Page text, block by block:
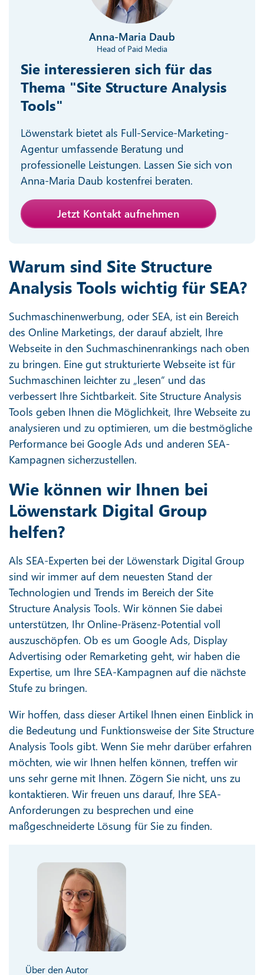
Anna-Maria Daub
Head of Paid Media
Sie interessieren sich für das
Thema "Site Structure Analysis
Tools"
Löwenstark bietet als Full-Service-Marketing-
Agentur umfassende Beratung und
professionelle Leistungen. Lassen Sie sich von
Anna-Maria Daub kostenfrei beraten.
Jetzt Kontakt aufnehmen
Warum sind Site Structure
Analysis Tools wichtig für SEA?
Suchmaschinenwerbung, oder SEA, ist ein Bereich
des Online Marketings, der darauf abzielt, Ihre
Webseite in den Suchmaschinenrankings nach oben
zu bringen. Eine gut strukturierte Webseite ist für
Suchmaschinen leichter zu „lesen“ und das
verbessert Ihre Sichtbarkeit. Site Structure Analysis
Tools geben Ihnen die Möglichkeit, Ihre Webseite zu
analysieren und zu optimieren, um die bestmögliche
Performance bei Google Ads und anderen SEA-
Kampagnen sicherzustellen.
Wie können wir Ihnen bei
Löwenstark Digital Group
helfen?
Als SEA-Experten bei der Löwenstark Digital Group
sind wir immer auf dem neuesten Stand der
Technologien und Trends im Bereich der Site
Structure Analysis Tools. Wir können Sie dabei
unterstützen, Ihr Online-Präsenz-Potential voll
auszuschöpfen. Ob es um Google Ads, Display
Advertising oder Remarketing geht, wir haben die
Expertise, um Ihre SEA-Kampagnen auf die nächste
Stufe zu bringen.
Wir hoffen, dass dieser Artikel Ihnen einen Einblick in
die Bedeutung und Funktionsweise der Site Structure
Analysis Tools gibt. Wenn Sie mehr darüber erfahren
möchten, wie wir Ihnen helfen können, treffen wir
uns sehr gerne mit Ihnen. Zögern Sie nicht, uns zu
kontaktieren. Wir freuen uns darauf, Ihre SEA-
Anforderungen zu besprechen und eine
maßgeschneiderte Lösung für Sie zu finden.
Über den Autor